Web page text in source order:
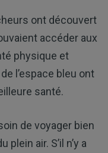
ont découvert
accéder aux
physique et
l’espace bleu ont
santé.
de voyager bien
air. S’il n’y a